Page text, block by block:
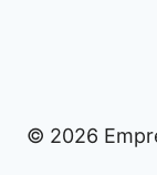
© 2026